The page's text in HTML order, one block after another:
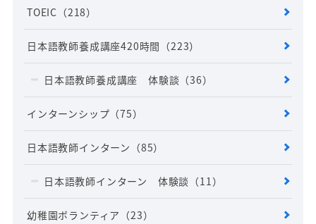
TOEIC （218）
日本語教師養成講座420時間 （223）
日本語教師養成講座 体験談 （36）
インターンシップ （75）
日本語教師インターン （85）
日本語教師インターン 体験談 （11）
幼稚園ボランティア （23）